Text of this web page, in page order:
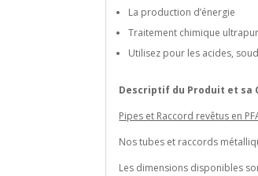
La production d’énergie
Traitement chimique
Utilisez pour les acides,
Descriptif du Produit et sa
Pipes et Raccord revêtus en
Nos tubes et raccords
Les dimensions disponibles